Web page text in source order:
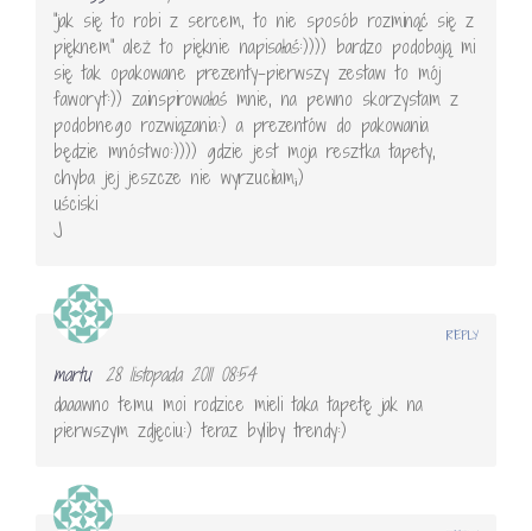
"jak się to robi z sercem, to nie sposób rozminąć się z
pięknem" ależ to pięknie napisałaś:)))) bardzo podobają mi
się tak opakowane prezenty-pierwszy zestaw to mój
faworyt:)) zainspirowałaś mnie, na pewno skorzystam z
podobnego rozwiązania:) a prezentów do pakowania
będzie mnóstwo:)))) gdzie jest moja resztka tapety,
chyba jej jeszcze nie wyrzuciłam;)
uściski
J
martu 28 listopada 2011 08:54
daaawno temu moi rodzice mieli taka tapetę jak na
pierwszym zdjęciu:) teraz byliby trendy:)
REPLY